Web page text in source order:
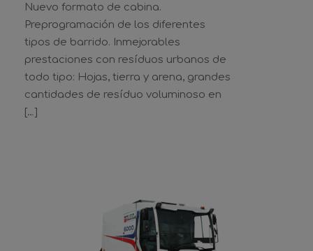
Nuevo formato de cabina.
Preprogramación de los diferentes
tipos de barrido. Inmejorables
prestaciones con resíduos urbanos de
todo tipo: Hojas, tierra y arena, grandes
cantidades de resíduo voluminoso en
[…]